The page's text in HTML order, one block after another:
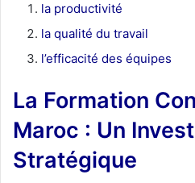
la productivité
la qualité du travail
l’efficacité des équipes
La Formation
Maroc : Un
Stratégique